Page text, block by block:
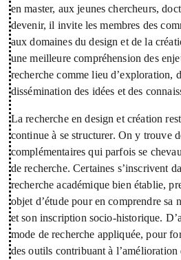
en master, aux jeunes chercheurs,
devenir, il invite les membres des
aux domaines du design et de la
une meilleure compréhension des
recherche comme lieu d’exploration,
dissémination des idées et des
La recherche en design et création
continue à se structurer. On y trouve
complémentaires qui parfois se
de recherche. Certaines s’inscrivent
recherche académique bien établie,
objet d’étude pour en comprendre sa
et son inscription socio-historique.
mode de recherche appliquée, pour
des outils contribuant à l’amélioration